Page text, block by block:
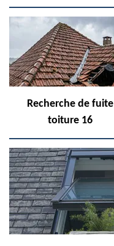
Recherche de fuite
toiture 16